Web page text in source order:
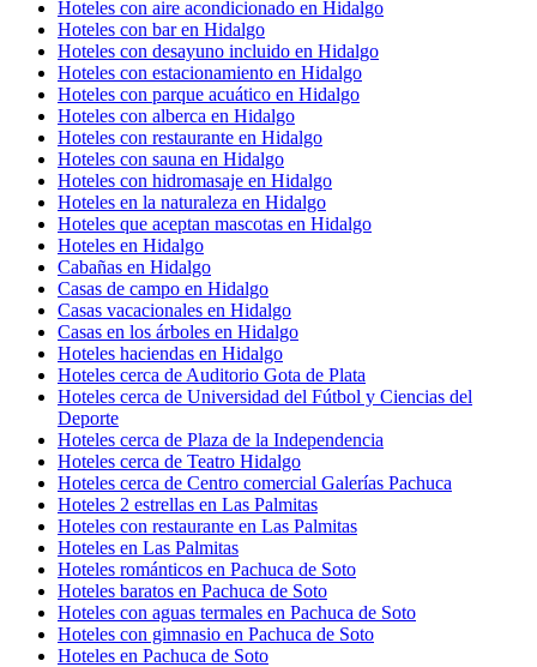
Hoteles con aire acondicionado en Hidalgo
Hoteles con bar en Hidalgo
Hoteles con desayuno incluido en Hidalgo
Hoteles con estacionamiento en Hidalgo
Hoteles con parque acuático en Hidalgo
Hoteles con alberca en Hidalgo
Hoteles con restaurante en Hidalgo
Hoteles con sauna en Hidalgo
Hoteles con hidromasaje en Hidalgo
Hoteles en la naturaleza en Hidalgo
Hoteles que aceptan mascotas en Hidalgo
Hoteles en Hidalgo
Cabañas en Hidalgo
Casas de campo en Hidalgo
Casas vacacionales en Hidalgo
Casas en los árboles en Hidalgo
Hoteles haciendas en Hidalgo
Hoteles cerca de Auditorio Gota de Plata
Hoteles cerca de Universidad del Fútbol y Ciencias del
Deporte
Hoteles cerca de Plaza de la Independencia
Hoteles cerca de Teatro Hidalgo
Hoteles cerca de Centro comercial Galerías Pachuca
Hoteles 2 estrellas en Las Palmitas
Hoteles con restaurante en Las Palmitas
Hoteles en Las Palmitas
Hoteles románticos en Pachuca de Soto
Hoteles baratos en Pachuca de Soto
Hoteles con aguas termales en Pachuca de Soto
Hoteles con gimnasio en Pachuca de Soto
Hoteles en Pachuca de Soto